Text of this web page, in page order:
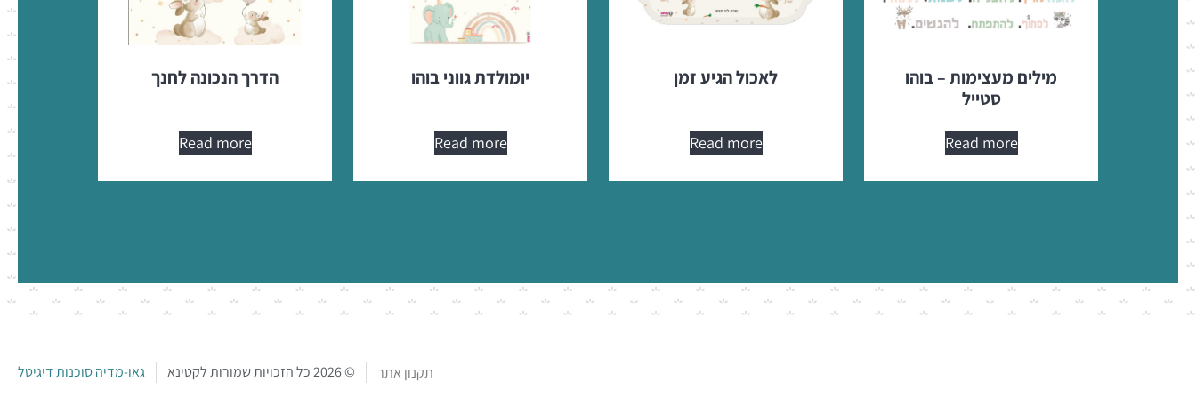
מילים מעצימות – בוהו
סטייל
Read more
לאכול הגיע זמן
Read more
יומולדת גווני בוהו
Read more
הדרך הנכונה לחנך
Read more
תקנון אתר © 2026 כל הזכויות שמורות לקטינא גאו-מדיה סוכנות דיגיטל